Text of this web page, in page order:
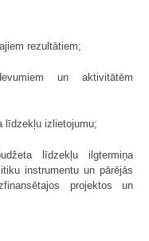
rezultātiem;
un aktivitātēm
līdzekļu izlietojumu;
līdzekļu ilgtermiņa
instrumentu un pārējās
projektos un